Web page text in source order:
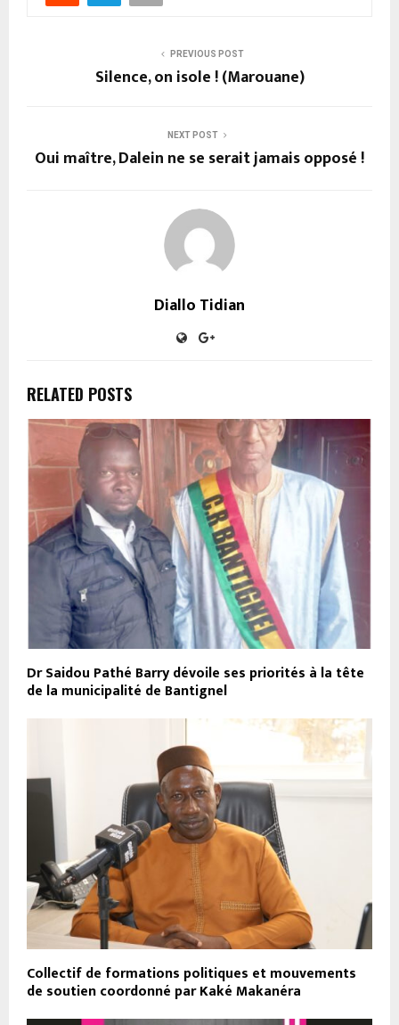
PREVIOUS POST
Silence, on isole ! (Marouane)
NEXT POST
Oui maître, Dalein ne se serait jamais opposé !
Diallo Tidian
RELATED POSTS
Dr Saidou Pathé Barry dévoile ses priorités à la tête
de la municipalité de Bantignel
Collectif de formations politiques et mouvements
de soutien coordonné par Kaké Makanéra